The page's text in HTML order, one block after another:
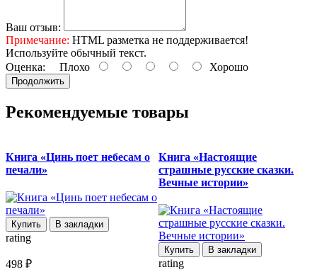
Ваш отзыв:
Примечание: HTML разметка не поддерживается!
Используйте обычный текст.
Оценка: Плохо Хорошо
Продолжить
Рекомендуемые товары
Книга «Цинь поет небесам о
печали»
Купить В закладки
rating
498 ₽
Книга «Настоящие
страшные русские сказки.
Вечные истории»
Купить В закладки
rating